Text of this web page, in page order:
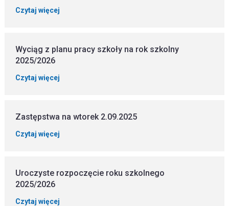
Czytaj więcej
Wyciąg z planu pracy szkoły na rok szkolny
2025/2026
Czytaj więcej
Zastępstwa na wtorek 2.09.2025
Czytaj więcej
Uroczyste rozpoczęcie roku szkolnego
2025/2026
Czytaj więcej